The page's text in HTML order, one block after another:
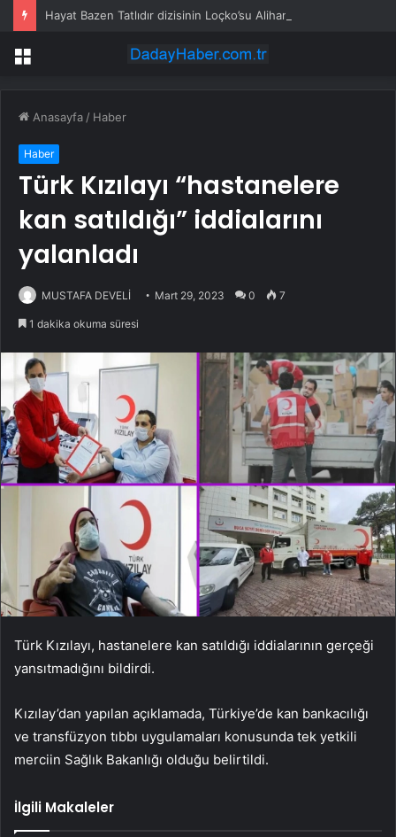
Menü
Anasayfa / Haber
Haber
Türk Kızılayı “hastanelere
kan satıldığı” iddialarını
yalanladı
MUSTAFA DEVELİ Mart 29, 2023 0 7
1 dakika okuma süresi
Türk Kızılayı, hastanelere kan satıldığı iddialarının gerçeği
yansıtmadığını bildirdi.
Kızılay’dan yapılan açıklamada, Türkiye’de kan bankacılığı
ve transfüzyon tıbbı uygulamaları konusunda tek yetkili
merciin Sağlık Bakanlığı olduğu belirtildi.
İlgili Makaleler